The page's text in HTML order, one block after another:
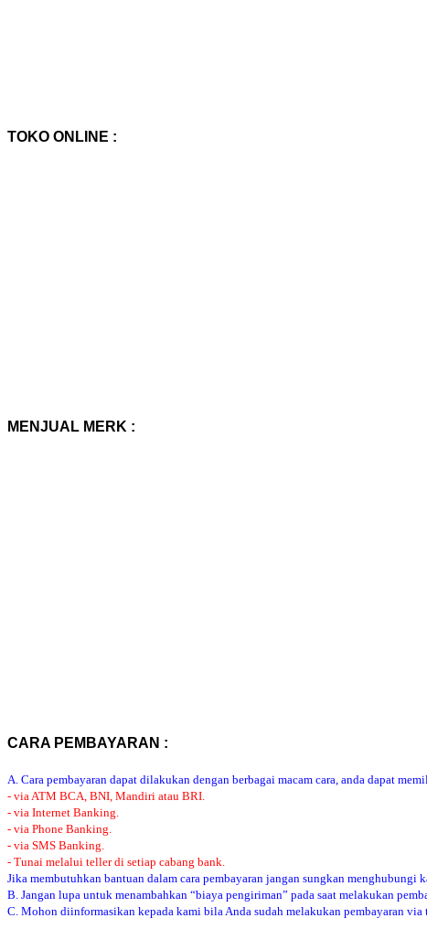
TOKO ONLINE :
MENJUAL MERK :
CARA PEMBAYARAN :
A. Cara pembayaran dapat dilakukan dengan berbagai macam cara, anda dapat
- via ATM BCA, BNI, Mandiri atau BRI.
- via Internet Banking.
- via Phone Banking.
- via SMS Banking.
- Tunai melalui teller di setiap cabang bank.
Jika membutuhkan bantuan dalam cara pembayaran jangan sungkan menghubungi
B. Jangan lupa untuk menambahkan “biaya pengiriman” pada saat melakukan
C. Mohon diinformasikan kepada kami bila Anda sudah melakukan pembayaran